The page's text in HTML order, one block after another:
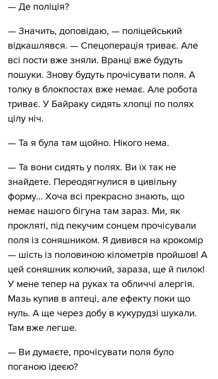
— Де поліція?
— Значить, доповідаю, — поліцейський
відкашлявся. — Спецоперація триває. Але
всі пости вже зняли. Вранці вже будуть
пошуки. Знову будуть прочісувати поля. А
толку в блокпостах вже немає. Але робота
триває. У Байраку сидять хлопці по полях
цілу ніч.
— Та я була там щойно. Нікого нема.
— Та вони сидять у полях. Ви їх так не
знайдете. Переодягнулися в цивільну
форму… Хоча всі прекрасно знають, що
немає нашого бігуна там зараз. Ми, як
прокляті, під пекучим сонцем прочісували
поля із соняшником. Я дивився на крокомір
— шість із половиною кілометрів пройшов! А
цей соняшник колючий, зараза, ще й пилок!
У мене тепер на руках та обличчі алергія.
Мазь купив в аптеці, але ефекту поки що
нуль. А ще через добу в кукурудзі шукали.
Там вже легше.
— Ви думаєте, прочісувати поля було
поганою ідеєю?